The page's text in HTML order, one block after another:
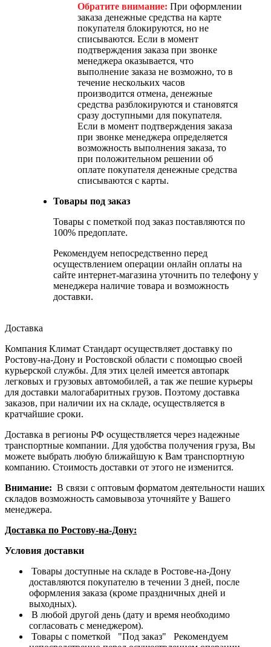
Обратите внимание: При оформлении
заказа денежные средства на карте
покупателя блокируются, но не
списываются. Если в момент
подтверждения заказа при звонке
менеджера оказывается, что
выполнение заказа не возможно, то в
течение нескольких часов
производится отмена, денежные
средства разблокируются и становятся
сразу доступными для покупателя.
Если в момент подтверждения заказа
при звонке менеджера определяется
возможность выполнения заказа, то
при положительном решении об
оплате покупателя денежные средства
списываются с карты.
Товары под заказ
Товары с пометкой под заказ поставляются по
100% предоплате.
Рекомендуем непосредственно перед
осуществлением операции онлайн оплаты на
сайте интернет-магазина уточнить по телефону у
менеджера наличие товара и возможность
доставки.
Доставка
Компания Климат Стандарт осуществляет доставку по
Ростову-на-Дону и Ростовской области с помощью своей
курьерской службы. Для этих целей имеется автопарк
легковых и грузовых автомобилей, а так же пешие курьеры
для доставки малогабаритных грузов. Поэтому доставка
заказов, при наличии их на складе, осуществляется в
кратчайшие сроки.
Доставка в регионы РФ осуществляется через надежные
транспортные компании. Для удобства получения груза, Вы
можете выбрать любую ближайшую к Вам транспортную
компанию. Стоимость доставки от этого не изменится.
Внимание: В связи с оптовым форматом деятельности наших
складов возможность самовывоза уточняйте у Вашего
менеджера.
Доставка по Ростову-на-Дону:
Условия доставки
Товары доступные на складе в Ростове-на-Дону
доставляются покупателю в течении 3 дней, после
оформления заказа (кроме праздничных дней и
выходных).
В любой другой день (дату и время необходимо
согласовать с менеджером).
Товары с пометкой "Под заказ" Рекомендуем